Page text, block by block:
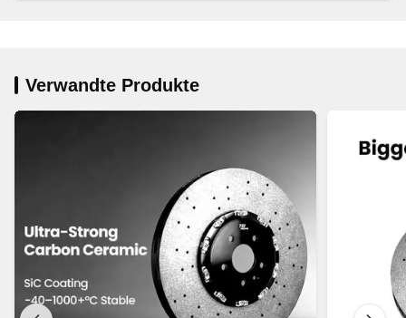
Verwandte Produkte